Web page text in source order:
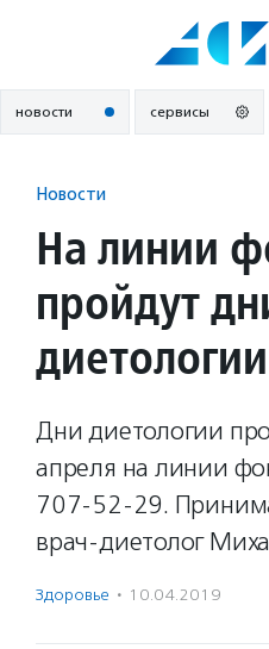
новости сервисы
Новости
На линии
пройдут
диетологии
Дни диетологии
апреля на линии
707-52-29.
врач-диетолог
Здоровье · 10.04.2019